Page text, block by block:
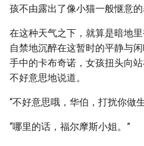
孩不由露出了像小猫一般惬意的
在这种天气之下，就算是暗地
自禁地沉醉在这暂时的平静与
手中的卡布奇诺，女孩扭头向
不好意思地说道。
“不好意思哦，华伯，打扰你做
“哪里的话，福尔摩斯小姐。”